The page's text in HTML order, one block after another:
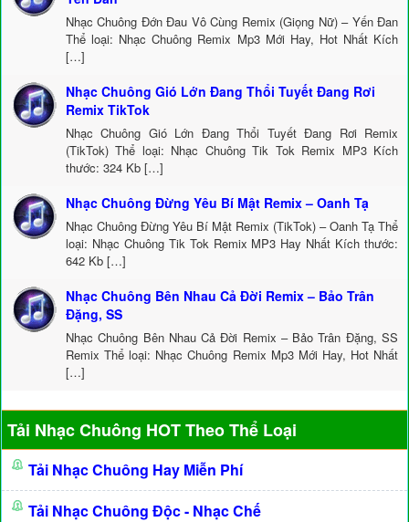
Nhạc Chuông Đớn Đau Vô Cùng Remix (Giọng Nữ) – Yến Đan
Thể loại: Nhạc Chuông Remix Mp3 Mới Hay, Hot Nhất Kích
[…]
Nhạc Chuông Gió Lớn Đang Thổi Tuyết Đang Rơi
Remix TikTok
Nhạc Chuông Gió Lớn Đang Thổi Tuyết Đang Rơi Remix
(TikTok) Thể loại: Nhạc Chuông Tik Tok Remix MP3 Kích
thước: 324 Kb […]
Nhạc Chuông Đừng Yêu Bí Mật Remix – Oanh Tạ
Nhạc Chuông Đừng Yêu Bí Mật Remix (TikTok) – Oanh Tạ Thể
loại: Nhạc Chuông Tik Tok Remix MP3 Hay Nhất Kích thước:
642 Kb […]
Nhạc Chuông Bên Nhau Cả Đời Remix – Bảo Trân
Đặng, SS
Nhạc Chuông Bên Nhau Cả Đời Remix – Bảo Trân Đặng, SS
Remix Thể loại: Nhạc Chuông Remix Mp3 Mới Hay, Hot Nhất
[…]
Tải Nhạc Chuông HOT Theo Thể Loại
Tải Nhạc Chuông Hay Miễn Phí
Tải Nhạc Chuông Độc - Nhạc Chế